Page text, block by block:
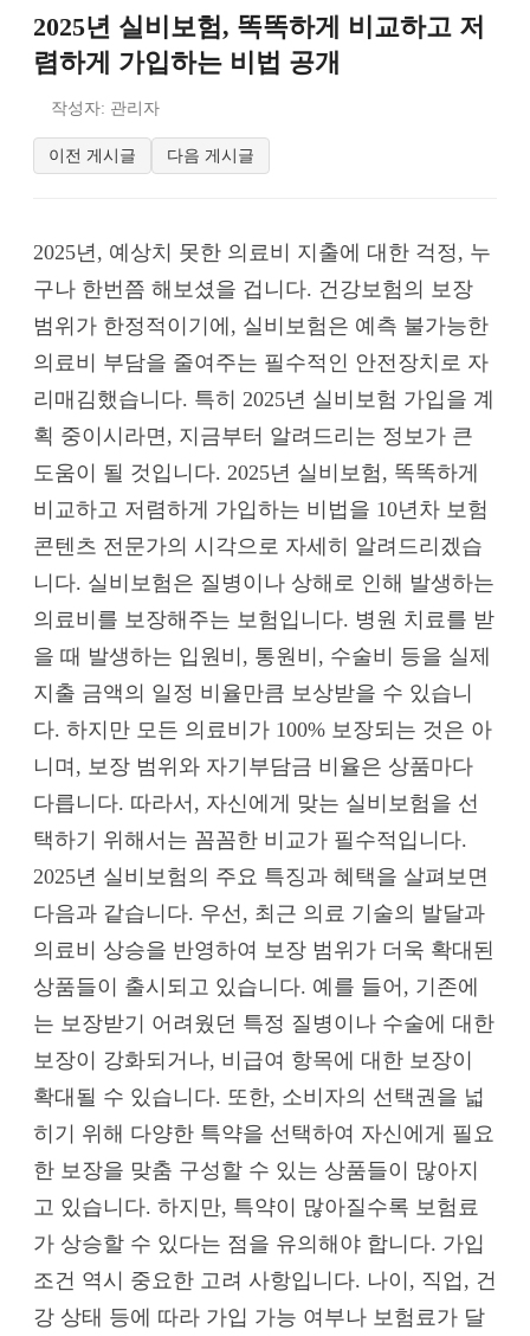
2025년 실비보험, 똑똑하게 비교하고 저
렴하게 가입하는 비법 공개
작성자: 관리자
이전 게시글 다음 게시글
2025년, 예상치 못한 의료비 지출에 대한 걱정, 누
구나 한번쯤 해보셨을 겁니다. 건강보험의 보장
범위가 한정적이기에, 실비보험은 예측 불가능한
의료비 부담을 줄여주는 필수적인 안전장치로 자
리매김했습니다. 특히 2025년 실비보험 가입을 계
획 중이시라면, 지금부터 알려드리는 정보가 큰
도움이 될 것입니다. 2025년 실비보험, 똑똑하게
비교하고 저렴하게 가입하는 비법을 10년차 보험
콘텐츠 전문가의 시각으로 자세히 알려드리겠습
니다. 실비보험은 질병이나 상해로 인해 발생하는
의료비를 보장해주는 보험입니다. 병원 치료를 받
을 때 발생하는 입원비, 통원비, 수술비 등을 실제
지출 금액의 일정 비율만큼 보상받을 수 있습니
다. 하지만 모든 의료비가 100% 보장되는 것은 아
니며, 보장 범위와 자기부담금 비율은 상품마다
다릅니다. 따라서, 자신에게 맞는 실비보험을 선
택하기 위해서는 꼼꼼한 비교가 필수적입니다.
2025년 실비보험의 주요 특징과 혜택을 살펴보면
다음과 같습니다. 우선, 최근 의료 기술의 발달과
의료비 상승을 반영하여 보장 범위가 더욱 확대된
상품들이 출시되고 있습니다. 예를 들어, 기존에
는 보장받기 어려웠던 특정 질병이나 수술에 대한
보장이 강화되거나, 비급여 항목에 대한 보장이
확대될 수 있습니다. 또한, 소비자의 선택권을 넓
히기 위해 다양한 특약을 선택하여 자신에게 필요
한 보장을 맞춤 구성할 수 있는 상품들이 많아지
고 있습니다. 하지만, 특약이 많아질수록 보험료
가 상승할 수 있다는 점을 유의해야 합니다. 가입
조건 역시 중요한 고려 사항입니다. 나이, 직업, 건
강 상태 등에 따라 가입 가능 여부나 보험료가 달